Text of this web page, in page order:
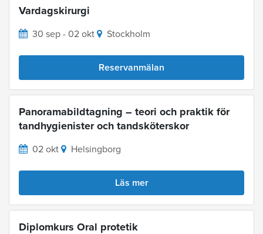
Vardagskirurgi
30 sep - 02 okt Stockholm
Reservanmälan
Panoramabildtagning – teori och praktik för
tandhygienister och tandsköterskor
02 okt Helsingborg
Läs mer
Diplomkurs Oral protetik